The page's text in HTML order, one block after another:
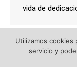
vida de
Utilizamos cookies
servicio y